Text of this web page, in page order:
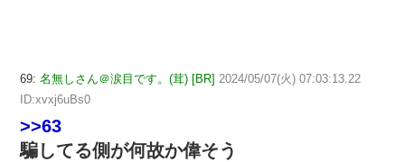
69: 名無しさん＠涙目です。(茸) [BR] 2024/05/07(火) 07:03:13.22
ID:xvxj6uBs0
>>63
騙してる側が何故か偉そう